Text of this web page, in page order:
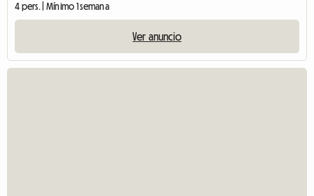
4 pers. | Mínimo 1 semana
Ver anuncio